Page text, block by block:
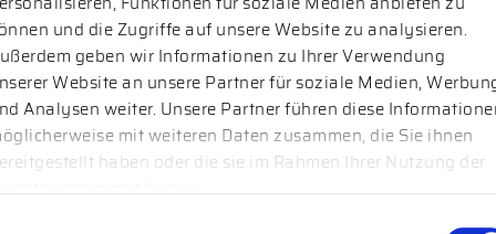
und die Zugriffe auf unsere Website zu analysieren.
geben wir Informationen zu Ihrer Verwendung
Website an unsere Partner für soziale Medien,
Analysen weiter. Unsere Partner führen diese
mit weiteren Daten zusammen, die Sie ihnen
haben oder die sie im Rahmen Ihrer Nutzung der
EXECUTIVE OUTPLACEMENT